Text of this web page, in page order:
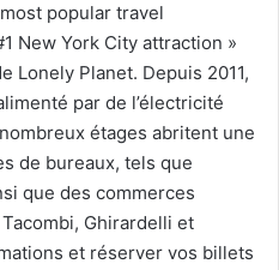
popular travel
New York City attraction »
Lonely Planet. Depuis 2011,
par de l’électricité
étages abritent une
de bureaux, tels que
que des commerces
Ghirardelli et
et réserver vos billets